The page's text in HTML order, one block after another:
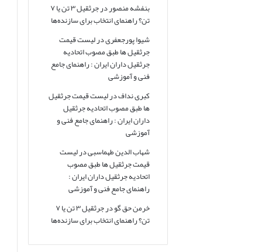
بنفشه منصوردر
جرثقیل ۳ تن یا ۷
تن؟ راهنمای انتخاب برای سازنده‌ها
شیوا پورجعفریدرلیست قیمت
جرثقیل ها طبق مصوب اتحادیه
جرثقیل داران ایران : راهنمای جامع
فنی و آموزشی
کبری ندافدرلیست قیمت جرثقیل
ها طبق مصوب اتحادیه جرثقیل
داران ایران : راهنمای جامع فنی و
آموزشی
شهاب الدین طهماسبیدرلیست
قیمت جرثقیل ها طبق مصوب
اتحادیه جرثقیل داران ایران :
راهنمای جامع فنی و آموزشی
خرمن حق گودر
جرثقیل ۳ تن یا ۷
تن؟ راهنمای انتخاب برای سازنده‌ها